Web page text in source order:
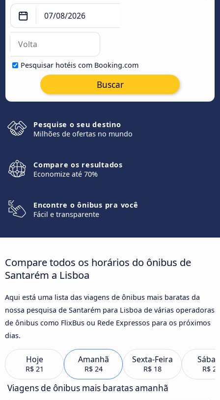
Pesquisar hotéis com Booking.com
Buscar
Pesquise o seu destino
Milhões de ofertas no mundo
Compare os resultados
Economize até 70%
Encontre o ônibus pra você
Fácil e transparente
Compare todos os horários do ônibus de
Santarém a Lisboa
Aqui está uma lista das viagens de ônibus mais baratas da
nossa pesquisa de Santarém para Lisboa de várias operadoras
de ônibus como FlixBus ou Rede Expressos para os próximos
dias.
Hoje
R$ 21
Amanhã
R$ 24
Sexta-Feira
R$ 18 R$ 21
Viagens de ônibus mais baratas amanhã